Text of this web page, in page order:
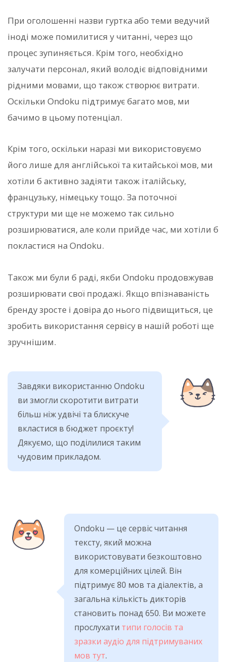
При оголошенні назви гуртка або теми ведучий
іноді може помилитися у читанні, через що
процес зупиняється. Крім того, необхідно
залучати персонал, який володіє відповідними
рідними мовами, що також створює витрати.
Оскільки Ondoku підтримує багато мов, ми
бачимо в цьому потенціал.
Крім того, оскільки наразі ми використовуємо
його лише для англійської та китайської мов, ми
хотіли б активно задіяти також італійську,
французьку, німецьку тощо. За поточної
структури ми ще не можемо так сильно
розширюватися, але коли прийде час, ми хотіли б
покластися на Ondoku.
Також ми були б раді, якби Ondoku продовжував
розширювати свої продажі. Якщо впізнаваність
бренду зросте і довіра до нього підвищиться, це
зробить використання сервісу в нашій роботі ще
зручнішим.
Завдяки використанню Ondoku
ви змогли скоротити витрати
більш ніж удвічі та блискуче
вкластися в бюджет проєкту!
Дякуємо, що поділилися таким
чудовим прикладом.
Ondoku — це сервіс читання
тексту, який можна
використовувати безкоштовно
для комерційних цілей. Він
підтримує 80 мов та діалектів, а
загальна кількість дикторів
становить понад 650. Ви можете
прослухати типи голосів та
зразки аудіо для підтримуваних
мов тут.